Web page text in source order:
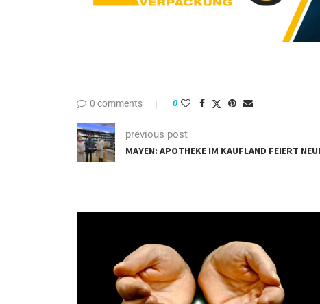
0 comments 0
previous post
MAYEN: APOTHEKE IM KAUFLAND FEIERT